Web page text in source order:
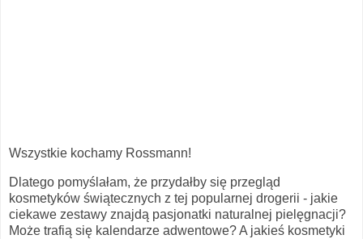
Wszystkie kochamy Rossmann!
Dlatego pomyślałam, że przydałby się przegląd
kosmetyków świątecznych z tej popularnej drogerii - jakie
ciekawe zestawy znajdą pasjonatki naturalnej pielęgnacji?
Może trafią się kalendarze adwentowe? A jakieś kosmetyki